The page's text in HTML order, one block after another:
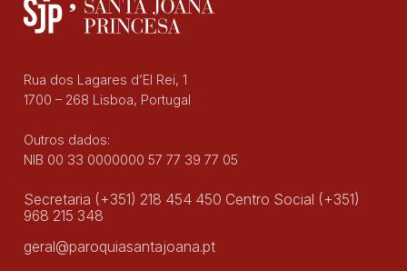
Rua dos Lagares d’El Rei, 1
1700 – 268 Lisboa, Portugal
Outros dados:
NIB 00 33 0000000 57 77 39 77 05
Secretaria (+351) 218 454 450 Centro Social (+351)
968 215 348
geral@paroquiasantajoana.pt